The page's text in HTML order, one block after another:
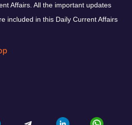
Affairs. All the important updates
included in this Daily Current Affairs